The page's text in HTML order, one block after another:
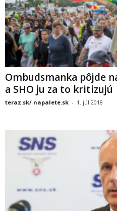
Ombudsmanka pôjde
a SHO ju za to kritizujú
teraz.sk/ napalete.sk - 1. júl 2018